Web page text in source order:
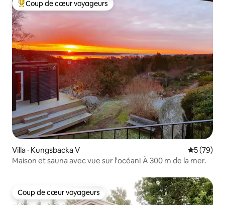
Coup de cœur voyageurs parmi les plus aimés
Coup de cœur voyageurs
Villa · Kungsbacka V Note
5 (79)
Maison et sauna avec vue sur l'océan! À 300 m de la mer.
Coup de cœur voyageurs
Coup de cœur voyageurs